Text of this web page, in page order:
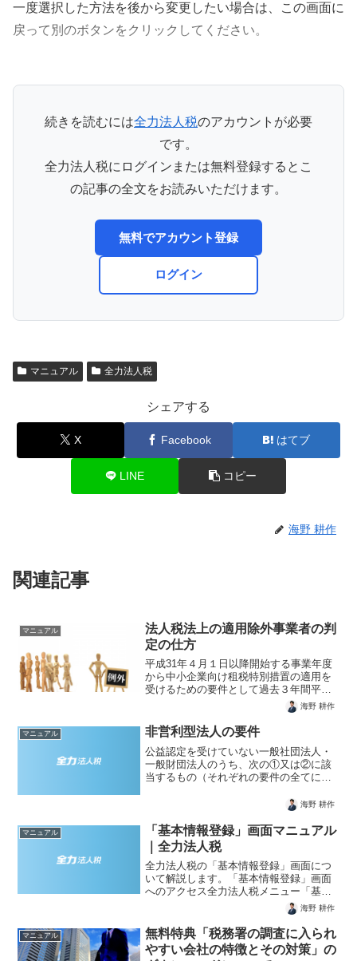
一度選択した方法を後から変更したい場合は、この画面に
戻って別のボタンをクリックしてください。
続きを読むには全力法人税のアカウントが必要
です。
全力法人税にログインまたは無料登録するとこ
の記事の全文をお読みいただけます。
無料でアカウント登録
ログイン
マニュアル 全力法人税
シェアする
X Facebook はてブ
LINE コピー
海野 耕作
関連記事
マニュアル
法人税法上の適用除外事業者の判
定の仕方
平成31年４月１日以降開始する事業年度
から中小企業向け租税特別措置の適用を
受けるための要件として過去３年間平均
の所得金額が１５億円以下であることが
追加されました。適用除外事業者とは過
去３年間平均の所得金額が１５億円超の
法人を法人税法では、「...
海野 耕作
マニュアル 非営利型法人の要件
公益認定を受けていない一般社団法人・
一般財団法人のうち、次の①又は②に該
当するもの（それぞれの要件の全てに該
続を踏むことなく公益法人等である非営
利型法人になります（法人税法２九の
二、法人税法施行令３）。な...
海野 耕作
マニュアル
「基本情報登録」画面マニュアル
｜全力法人税
全力法人税の「基本情報登録」画面につ
いて解説します。「基本情報登録」画面
へのアクセス全力法人税メニュー「基本
情報登録」＞「基本情報登録」1. この画
面でできること申告に必要な法人の基本
情報（法人名・住所・業種など）を登
録・更新する画面です。...
海野 耕作
マニュアル
無料特典「税務署の調査に入られ
やすい会社の特徴とその対策」の